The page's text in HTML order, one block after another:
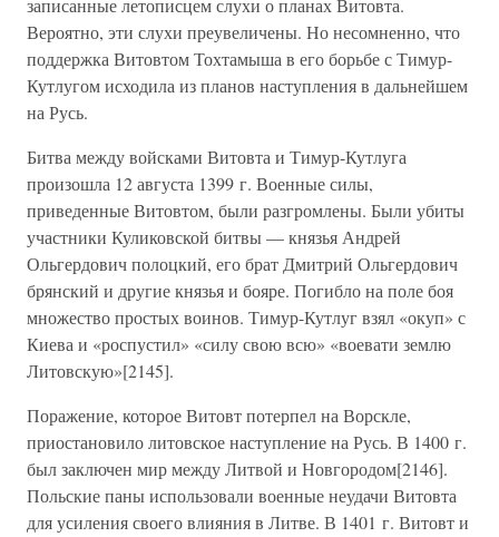
записанные летописцем слухи о планах Витовта.
Вероятно, эти слухи преувеличены. Но несомненно, что
поддержка Витовтом Тохтамыша в его борьбе с Тимур-
Кутлугом исходила из планов наступления в дальнейшем
на Русь.
Битва между войсками Витовта и Тимур-Кутлуга
произошла 12 августа 1399 г. Военные силы,
приведенные Витовтом, были разгромлены. Были убиты
участники Куликовской битвы — князья Андрей
Ольгердович полоцкий, его брат Дмитрий Ольгердович
брянский и другие князья и бояре. Погибло на поле боя
множество простых воинов. Тимур-Кутлуг взял «окуп» с
Киева и «роспустил» «силу свою всю» «воевати землю
Литовскую»[2145].
Поражение, которое Витовт потерпел на Ворскле,
приостановило литовское наступление на Русь. В 1400 г.
был заключен мир между Литвой и Новгородом[2146].
Польские паны использовали военные неудачи Витовта
для усиления своего влияния в Литве. В 1401 г. Витовт и